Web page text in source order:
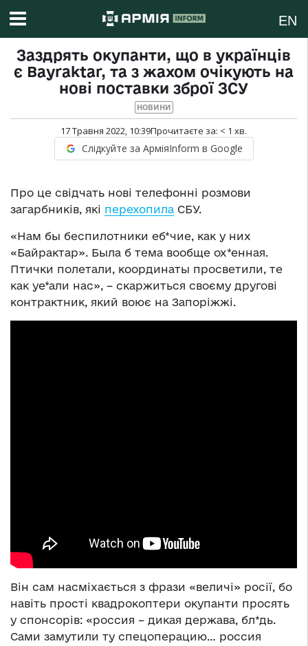
EN
Заздрять окупанти, що в українців
є Bayraktar, та з жахом очікують на
нові поставки зброї ЗСУ
НОВИНИ
17 Травня 2022, 10:39Прочитаєте за: < 1 хв.
Слідкуйте за АрміяInform в Google
Про це свідчать нові телефонні розмови
загарбників, які перехопила СБУ.
«Нам бы беспилотники еб*чие, как у них
«Байрактар». Была б тема вообще ох*енная.
Птички полетали, координаты просветили, те
как уе*али нас», – скаржиться своєму другові
контрактник, який воює на Запоріжжі.
Він сам насміхається з фрази «величі» росії, бо
навіть прості квадрокоптери окупанти просять
у спонсорів: «россия – дикая держава, бл*дь.
Сами замутили ту спецоперацию… россия